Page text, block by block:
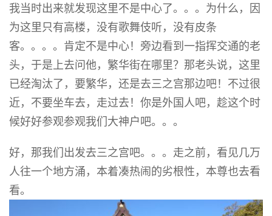
我当时出来就发现这里不是中心了。。。为什么，因
为这里只有高楼，没有歌舞伎听，没有皮条
客。。。。肯定不是中心！旁边看到一指挥交通的老
头，于是上去问他，繁华街在哪里？那老头说，这里
已经淘汰了，要繁华，还是去三之宫那边吧！不过很
近，不要坐车去，走过去！你是外国人吧，趁这个时
候好好参观参观我们大神户吧。。。
好，那我们出发去三之宫吧。。。走之前，看见几万
人往一个地方涌，本着凑热闹的劣根性，本尊也去看
看。